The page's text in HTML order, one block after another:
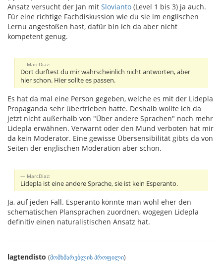
Ansatz versucht der Jan mit Slovianto (Level 1 bis 3) ja auch.
Für eine richtige Fachdiskussion wie du sie im englischen
Lernu angestoßen hast, dafür bin ich da aber nicht
kompetent genug.
MarcDiaz:
Dort durftest du mir wahrscheinlich nicht antworten, aber
hier schon. Hier sollte es passen.
Es hat da mal eine Person gegeben, welche es mit der Lidepla
Propaganda sehr übertrieben hatte. Deshalb wollte ich da
jetzt nicht außerhalb von "Über andere Sprachen" noch mehr
Lidepla erwähnen. Verwarnt oder den Mund verboten hat mir
da kein Moderator. Eine gewisse Übersensibilität gibts da von
Seiten der englischen Moderation aber schon.
MarcDiaz:
Lidepla ist eine andere Sprache, sie ist kein Esperanto.
Ja, auf jeden Fall. Esperanto könnte man wohl eher den
schematischen Plansprachen zuordnen, wogegen Lidepla
definitiv einen naturalistischen Ansatz hat.
lagtendisto (მომხმარებლის პროფილი)